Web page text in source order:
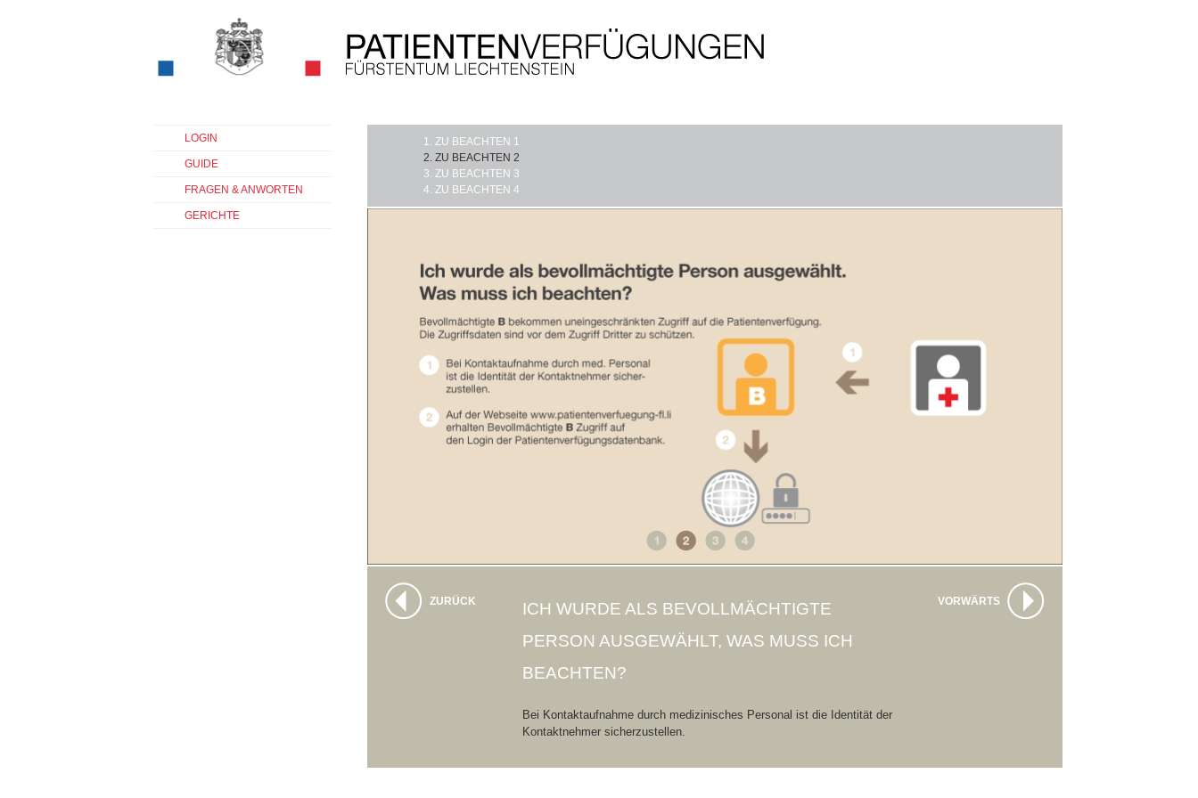
LOGIN
GUIDE
FRAGEN & ANWORTEN
GERICHTE
ZU BEACHTEN 1
ZU BEACHTEN 2
ZU BEACHTEN 3
ZU BEACHTEN 4
ICH WURDE ALS BEVOLLMÄCHTIGTE
PERSON AUSGEWÄHLT, WAS MUSS ICH
BEACHTEN?
Bei Kontaktaufnahme durch medizinisches Personal ist die Identität der
Kontaktnehmer sicherzustellen.
ZURÜCK VORWÄRTS